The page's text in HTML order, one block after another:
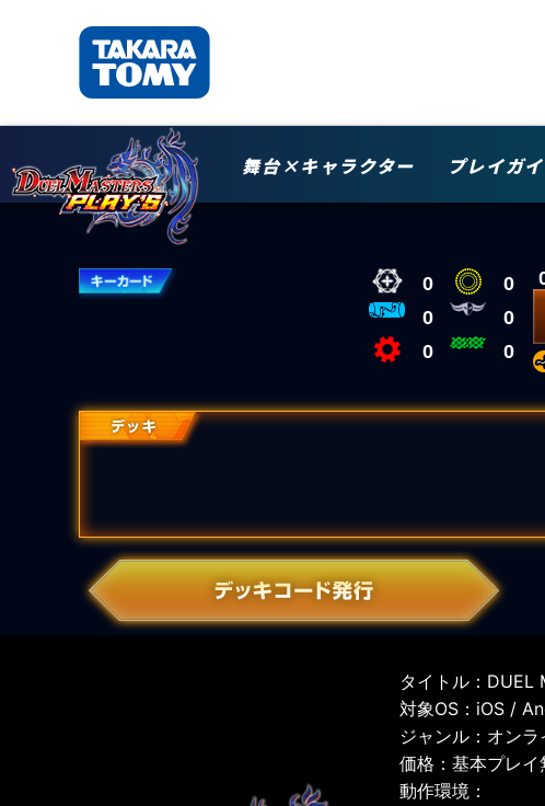
舞台×キャラクター プレイガ
0
0
0
0
0
0
タイトル：DUEL
対象OS：iOS /
ジャンル：オン
価格：基本プレイ
動作環境：